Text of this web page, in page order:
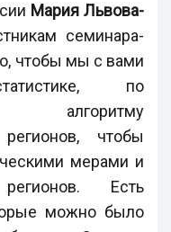
Мария Львова-
семинара-
чтобы мы с вами
по
алгоритму
чтобы
мерами и
Есть
можно было